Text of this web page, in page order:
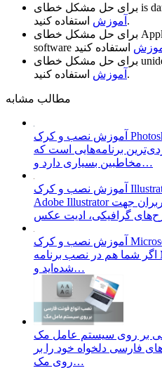
is
آموزش استفاده کنید.
software
آموزش استفاده کنید.
مطالب مشابه
برنامه‌هایی است که
مخاطبین بسیاری دارد و…
Adobe Illustrator یک نرم‌افزار کاربردی برای کاربران جهت
اگر شما هم در نصب برنامه Microsoft Office دچار مشکل
شده‌اید و…
بر روی سیستم عامل مک
فارسی دلخواه خود را بر
روی مک…